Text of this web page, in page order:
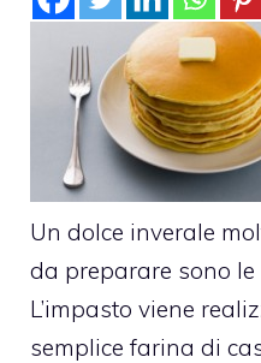
Un dolce inverale
da preparare sono le
L’impasto viene
semplice farina di